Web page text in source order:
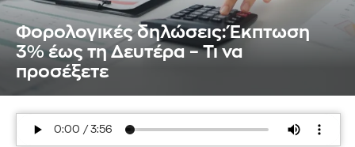
Φορολογικές δηλώσεις: Έκπτωση
3% έως τη Δευτέρα – Τι να
προσέξετε